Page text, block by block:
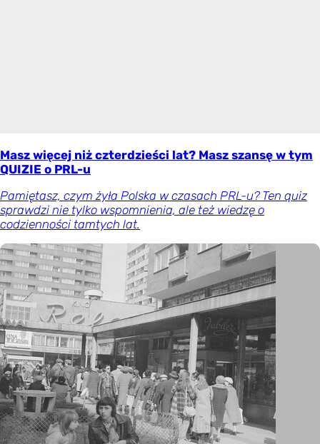
Masz więcej niż czterdzieści lat? Masz szansę w tym
QUIZIE o PRL-u
Pamiętasz, czym żyła Polska w czasach PRL-u? Ten quiz
sprawdzi nie tylko wspomnienia, ale też wiedzę o
codzienności tamtych lat.